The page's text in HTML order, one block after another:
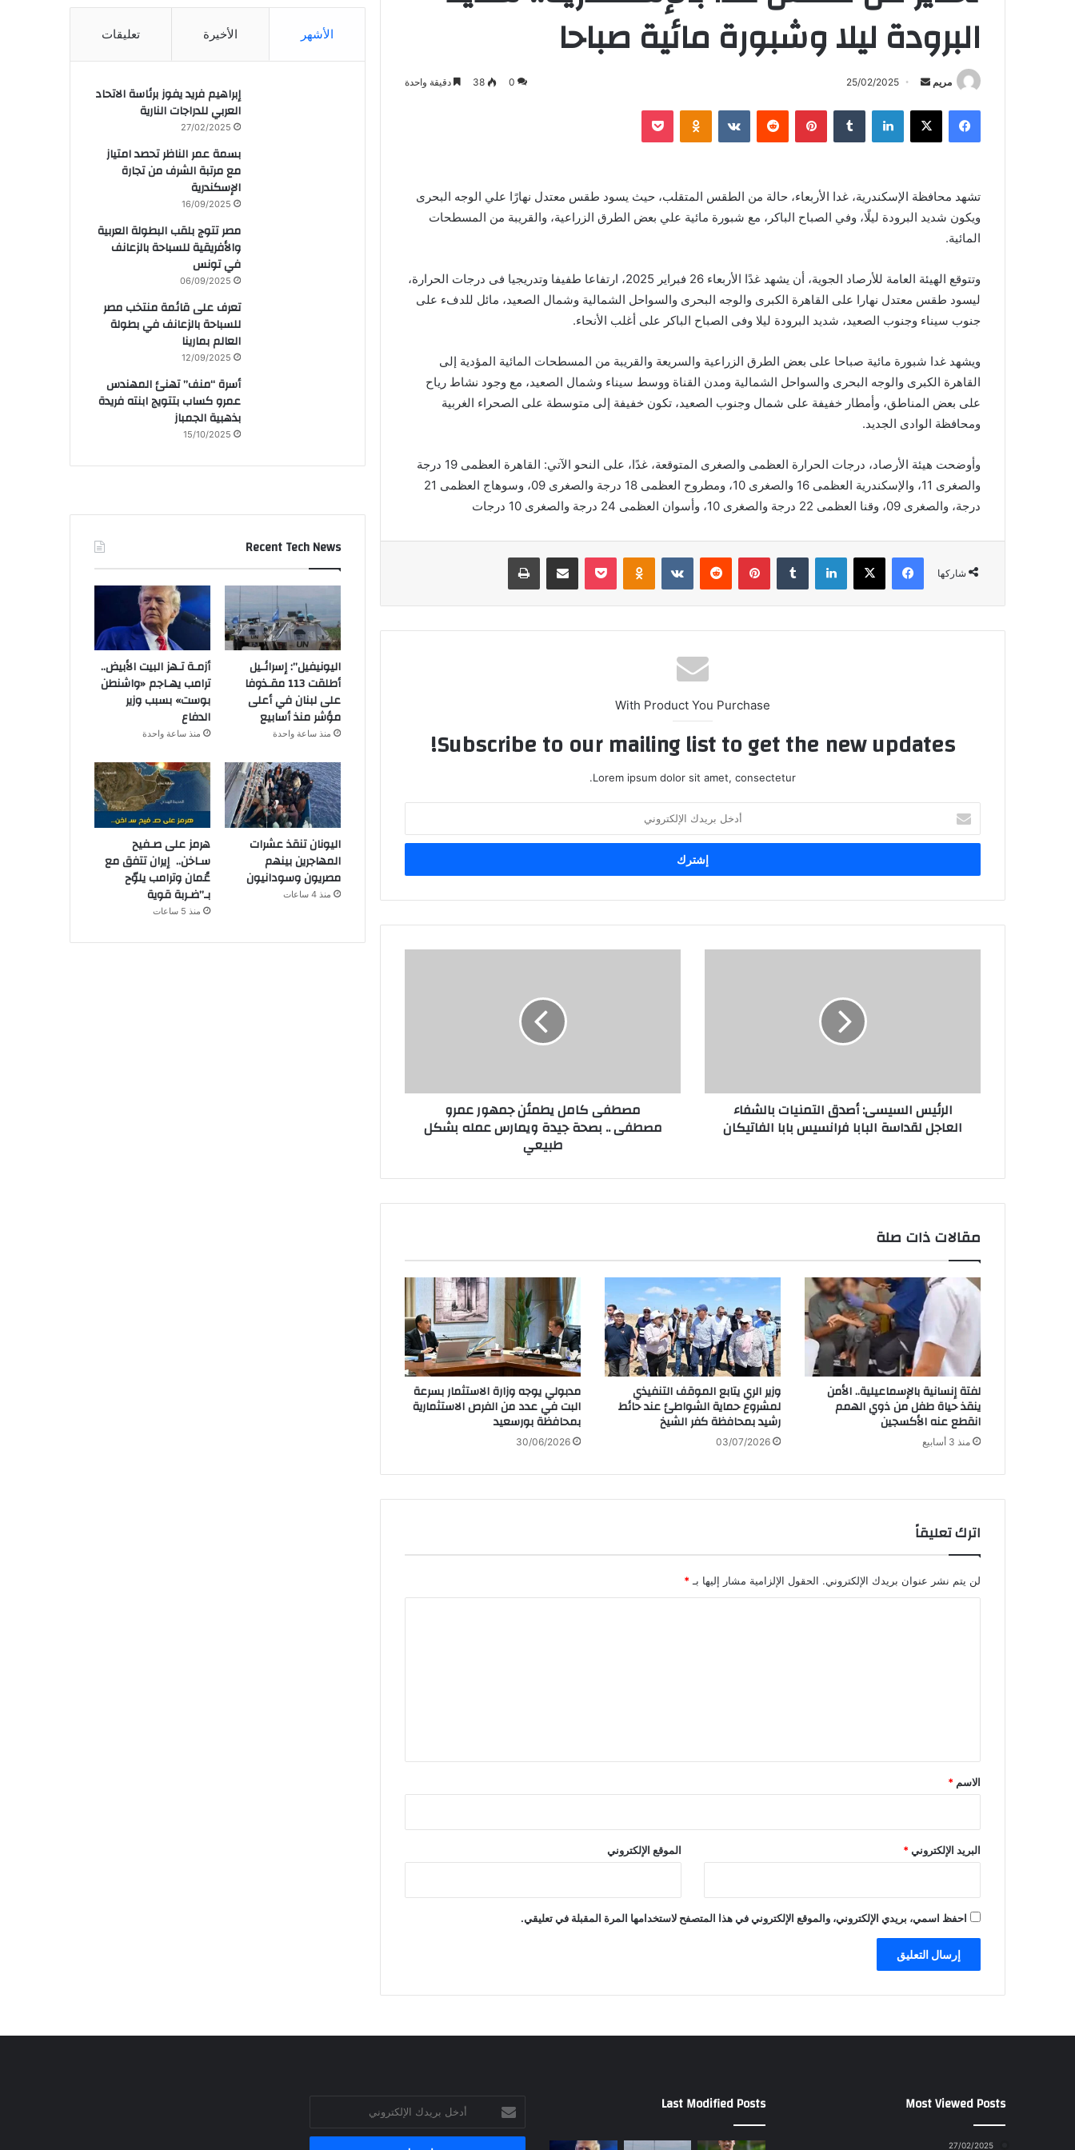
البرودة ليلا وشبورة مائية صباحا
مريم
أرسل 25/02/2025
0
38 دقيقة واحدة
فيسبوك X لينكدإن بينتيريست Odnoklassniki
بوكيت
تشهد محافظة الإسكندرية، غدا الأربعاء، حالة من الطقس المتقلب، حيث يسود طقس معتدل نهارًا علي الوجه البحرى
ويكون شديد البرودة ليلًا، وفي الصباح الباكر، مع شبورة مائية علي بعض الطرق الزراعية، والقريبة من المسطحات
المائية.
وتتوقع الهيئة العامة للأرصاد الجوية، أن يشهد غدًا الأربعاء 26 فبراير 2025، ارتفاعا طفيفا وتدريجيا فى درجات الحرارة،
ليسود طقس معتدل نهارا على القاهرة الكبرى والوجه البحرى والسواحل الشمالية وشمال الصعيد، مائل للدفء على
جنوب سيناء وجنوب الصعيد، شديد البرودة ليلا وفى الصباح الباكر على أغلب الأنحاء.
ويشهد غدا شبورة مائية صباحا على بعض الطرق الزراعية والسريعة والقريبة من المسطحات المائية المؤدية إلى
القاهرة الكبرى والوجه البحرى والسواحل الشمالية ومدن القناة ووسط سيناء وشمال الصعيد، مع وجود نشاط رياح
على بعض المناطق، وأمطار خفيفة على شمال وجنوب الصعيد، تكون خفيفة إلى متوسطة على الصحراء الغربية
ومحافظة الوادى الجديد.
وأوضحت هيئة الأرصاد، درجات الحرارة العظمى والصغرى المتوقعة، غدًا، على النحو الآتي: القاهرة العظمى 19 درجة
والصغرى 11، والإسكندرية العظمى 16 والصغرى 10، ومطروح العظمى 18 درجة والصغرى 09، وسوهاج العظمى 21
درجة، والصغرى 09، وقنا العظمى 22 درجة والصغرى 10، وأسوان العظمى 24 درجة والصغرى 10 درجات
شاركها
فيسبوك X لينكدإن بينتيريست Odnoklassniki
بوكيت مشاركة عبر البريد طباعة
With Product You Purchase
Subscribe to our mailing list to get the new updates!
Lorem ipsum dolor sit amet, consectetur.
بريدك
الإلكتروني
الرئيس السيسى: أصدق التمنيات بالشفاء
العاجل لقداسة البابا فرانسيس بابا الفاتيكان
مصطفى كامل يطمئن جمهور عمرو
مصطفى .. بصحة جيدة ويمارس عمله بشكل
طبيعي
مقالات ذات صلة
لفتة إنسانية بالإسماعيلية.. الأمن
ينقذ حياة طفل من ذوي الهمم
انقطع عنه الأكسجين
منذ 3 أسابيع
وزير الري يتابع الموقف التنفيذي
لمشروع حماية الشواطئ عند حائط
رشيد بمحافظة كفر الشيخ
03/07/2026
مدبولي يوجه وزارة الاستثمار بسرعة
البت في عدد من الفرص الاستثمارية
بمحافظة بورسعيد
30/06/2026
اترك تعليقاً
لن يتم نشر عنوان بريدك الإلكتروني. الحقول الإلزامية مشار إليها بـ *
*
الاسم *
البريد الإلكتروني* الموقع الإلكتروني
احفظ اسمي، بريدي الإلكتروني، والموقع الإلكتروني في هذا المتصفح لاستخدامها المرة المقبلة في تعليقي.
الأشهر الأخيرة تعليقات
إبراهيم فريد يفوز برئاسة الاتحاد
العربي للدراجات النارية
27/02/2025
بسمة عمر الناظر تحصد امتياز
مع مرتبة الشرف من تجارة
الإسكندرية
16/09/2025
مصر تتوج بلقب البطولة العربية
والأفريقية للسباحة بالزعانف
في تونس
06/09/2025
تعرف على قائمة منتخب مصر
للسباحة بالزعانف في بطولة
العالم بمارينا
12/09/2025
أسرة “منف” تهنئ المهندس
عمرو كساب بتتويج ابنته فريدة
بذهبية الجمباز
15/10/2025
Recent Tech News
اليونيفيل”: إسرائـيل
أطلقت 113 مقـذوفا
على لبنان في أعلى
مؤشر منذ أسابيع
منذ ساعة واحدة
أزمـة تـهز البيت الأبيض..
ترامب يهـاجم «واشنطن
بوست» بسبب وزير
الدفاع
منذ ساعة واحدة
اليونان تنقذ عشرات
المهاجرين بينهم
مصريون وسودانيون
منذ 4 ساعات
هرمز على صـفيح
سـاخن.. إيران تتفق مع
عُمان وترامب يلوّح
بـ”ضـربة قوية
منذ 5 ساعات
Most Viewed Posts
27/02/2025
Last Modified Posts
بريدك
الإلكتروني